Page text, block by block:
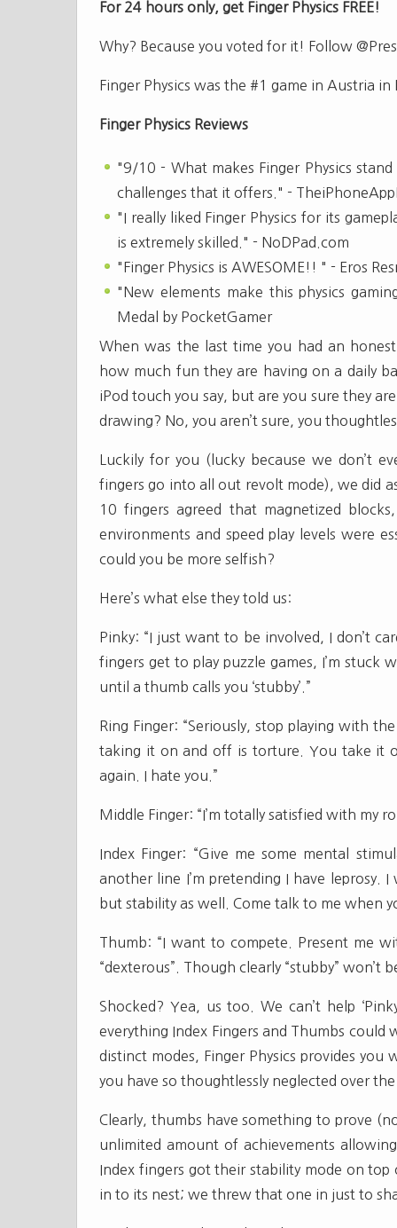
For 24 hours only, get Finger Physics FREE!
Why? Because you voted for it! Follow
Finger Physics was the #1 game in Austria
Finger Physics Reviews
"9/10 - What makes Finger Physics
challenges that it offers." -
"I really liked Finger Physics for its
is extremely skilled." - NoDPad.com
"Finger Physics is AWESOME!! " - Eros
"New elements make this physics
Medal by PocketGamer
When was the last time you had an
how much fun they are having on a daily
iPod touch you say, but are you sure they
drawing? No, you aren’t sure, you
Luckily for you (lucky because we
fingers go into all out revolt mode), we did
10 fingers agreed that magnetized
environments and speed play levels were
could you be more selfish?
Here’s what else they told us:
Pinky: “I just want to be involved, I don’t
fingers get to play puzzle games, I’m stuck
until a thumb calls you ‘stubby’.”
Ring Finger: “Seriously, stop playing with
taking it on and off is torture. You take it
again. I hate you.”
Middle Finger: “I’m totally satisfied with my
Index Finger: “Give me some mental
another line I’m pretending I have
but stability as well. Come talk to me when
Thumb: “I want to compete. Present me
“dexterous”. Though clearly “stubby” won’t
Shocked? Yea, us too. We can’t help
everything Index Fingers and Thumbs
distinct modes, Finger Physics provides
you have so thoughtlessly neglected over the
Clearly, thumbs have something to prove
unlimited amount of achievements
Index fingers got their stability mode on
in to its nest; we threw that one in just to